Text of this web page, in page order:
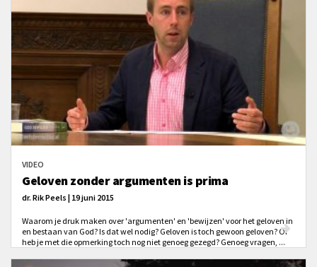
VIDEO
Geloven zonder argumenten is prima
dr. Rik Peels | 19 juni 2015
Waarom je druk maken over 'argumenten' en 'bewijzen' voor het geloven in
en bestaan van God? Is dat wel nodig? Geloven is toch gewoon geloven? Of
heb je met die opmerking toch nog niet genoeg gezegd? Genoeg vragen, ...